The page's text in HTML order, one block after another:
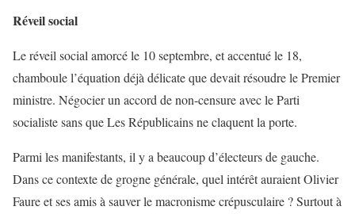
Réveil social
Le réveil social amorcé le 10 septembre, et accentué le 18,
chamboule l’équation déjà délicate que devait résoudre le Premier
ministre. Négocier un accord de non-censure avec le Parti
socialiste sans que Les Républicains ne claquent la porte.
Parmi les manifestants, il y a beaucoup d’électeurs de gauche.
Dans ce contexte de grogne générale, quel intérêt auraient Olivier
Faure et ses amis à sauver le macronisme crépusculaire ? Surtout à